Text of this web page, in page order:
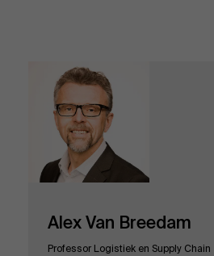
Alex Van Breedam
Professor Logistiek en Supply Chain